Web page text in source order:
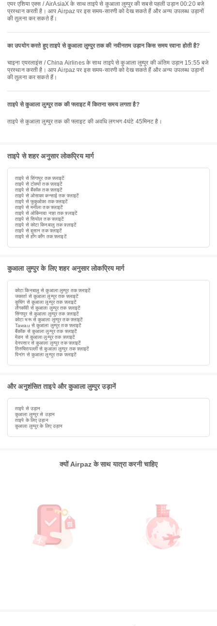
एयर एशिया एक्स / AirAsiaX के साथ ताइपे से कुआला लुम्पुर की सबसे पहली उड़ान 00:20 बजे
प्रस्थान करती है। आप Airpaz पर इस समय-सारणी को देख सकते हैं और अन्य उपलब्ध उड़ानों
की तुलना कर सकते हैं।
का उपयोग करते हुए ताइपे से कुआला लुम्पुर तक की नवीनतम उड़ान किस समय रवाना होती है?
चाइना एयरलाइंस / China Airlines के साथ ताइपे से कुआला लुम्पुर की अंतिम उड़ान 15:55 बजे
प्रस्थान करती है। आप Airpaz पर इस समय-सारणी को देख सकते हैं और अन्य उपलब्ध उड़ानों
की तुलना कर सकते हैं।
ताइपे से कुआला लुम्पुर तक की फ्लाइट में कितना समय लगता है?
ताइपे से कुआला लुम्पुर तक की फ्लाइट की अवधि लगभग 4घंटे 45मिनट है।
ताइपे से शहर अनुसार लोकप्रिय मार्ग
ताइपे से सिंगापुर तक फ़्लाइटें
ताइपे से टोक्यो तक फ़्लाइटें
ताइपे से बैंकॉक तक फ़्लाइटें
ताइपे से ओसाका कन्साई तक फ़्लाइटें
ताइपे से फुकुओका तक फ़्लाइटें
ताइपे से मनीला तक फ़्लाइटें
ताइपे से ओकिनावा नाहा तक फ़्लाइटें
ताइपे से सियोल तक फ़्लाइटें
ताइपे से कोटा किनबालु तक फ़्लाइटें
ताइपे से बुसान तक फ़्लाइटें
ताइपे से हाँग काँग तक फ़्लाइटें
कुआला लुम्पुर के लिए शहर अनुसार लोकप्रिय मार्ग
कोटा किनबालु से कुआला लुम्पुर तक फ़्लाइटें
जकार्ता से कुआला लुम्पुर तक फ़्लाइटें
कुचिंग से कुआला लुम्पुर तक फ़्लाइटें
लैंगकॉवी से कुआला लुम्पुर तक फ़्लाइटें
सिंगापुर से कुआला लुम्पुर तक फ़्लाइटें
कोटा भरू से कुआला लुम्पुर तक फ़्लाइटें
Tawau से कुआला लुम्पुर तक फ़्लाइटें
बैंकॉक से कुआला लुम्पुर तक फ़्लाइटें
मेडन से कुआला लुम्पुर तक फ़्लाइटें
देनपसार से कुआला लुम्पुर तक फ़्लाइटें
तिरुचिरापल्ली से कुआला लुम्पुर तक फ़्लाइटें
पिनांग से कुआला लुम्पुर तक फ़्लाइटें
और अनुशंसित ताइपे और कुआला लुम्पुर उड़ानें
ताइपे से उड़ान
कुआला लुम्पुर से उड़ान
ताइपे के लिए उड़ान
कुआला लुम्पुर के लिए उड़ान
क्यों Airpaz के साथ यात्रा करनी चाहिए